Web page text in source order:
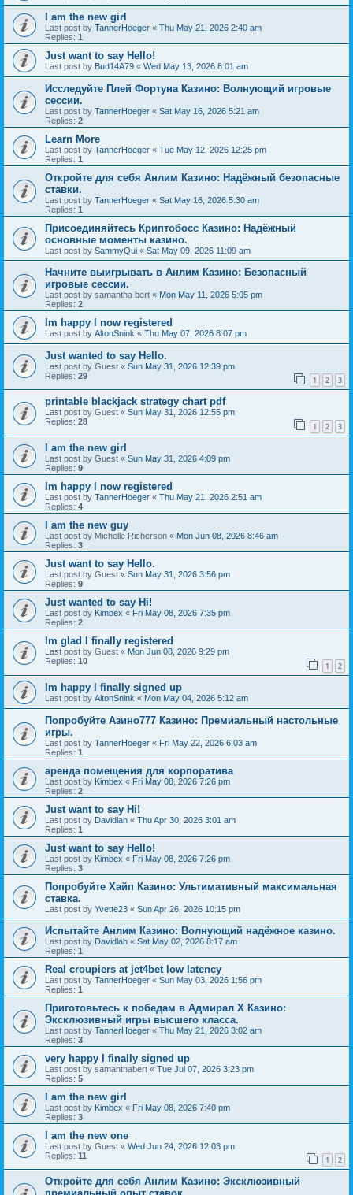
I am the new girl
Last post by TannerHoeger « Thu May 21, 2026 2:40 am
Replies: 1
Just want to say Hello!
Last post by Bud14A79 « Wed May 13, 2026 8:01 am
Исследуйте Плей Фортуна Казино: Волнующий игровые
сессии.
Last post by TannerHoeger « Sat May 16, 2026 5:21 am
Replies: 2
Learn More
Last post by TannerHoeger « Tue May 12, 2026 12:25 pm
Replies: 1
Откройте для себя Анлим Казино: Надёжный безопасные
ставки.
Last post by TannerHoeger « Sat May 16, 2026 5:30 am
Replies: 1
Присоединяйтесь Криптобосс Казино: Надёжный
основные моменты казино.
Last post by SammyQui « Sat May 09, 2026 11:09 am
Начните выигрывать в Анлим Казино: Безопасный
игровые сессии.
Last post by samantha bert « Mon May 11, 2026 5:05 pm
Replies: 2
Im happy I now registered
Last post by AltonSnink « Thu May 07, 2026 8:07 pm
Just wanted to say Hello.
Last post by Guest « Sun May 31, 2026 12:39 pm
Replies: 29 1 2 3
printable blackjack strategy chart pdf
Last post by Guest « Sun May 31, 2026 12:55 pm
Replies: 28 1 2 3
I am the new girl
Last post by Guest « Sun May 31, 2026 4:09 pm
Replies: 9
Im happy I now registered
Last post by TannerHoeger « Thu May 21, 2026 2:51 am
Replies: 4
I am the new guy
Last post by Michelle Richerson « Mon Jun 08, 2026 8:46 am
Replies: 3
Just want to say Hello.
Last post by Guest « Sun May 31, 2026 3:56 pm
Replies: 9
Just wanted to say Hi!
Last post by Kimbex « Fri May 08, 2026 7:35 pm
Replies: 2
Im glad I finally registered
Last post by Guest « Mon Jun 08, 2026 9:29 pm
Replies: 10 1 2
Im happy I finally signed up
Last post by AltonSnink « Mon May 04, 2026 5:12 am
Попробуйте Азино777 Казино: Премиальный настольные
игры.
Last post by TannerHoeger « Fri May 22, 2026 6:03 am
Replies: 1
аренда помещения для корпоратива
Last post by Kimbex « Fri May 08, 2026 7:26 pm
Replies: 2
Just want to say Hi!
Last post by Davidlah « Thu Apr 30, 2026 3:01 am
Replies: 1
Just want to say Hello!
Last post by Kimbex « Fri May 08, 2026 7:26 pm
Replies: 3
Попробуйте Хайп Казино: Ультимативный максимальная
ставка.
Last post by Yvette23 « Sun Apr 26, 2026 10:15 pm
Испытайте Анлим Казино: Волнующий надёжное казино.
Last post by Davidlah « Sat May 02, 2026 8:17 am
Replies: 1
Real croupiers at jet4bet low latency
Last post by TannerHoeger « Sun May 03, 2026 1:56 pm
Replies: 1
Приготовьтесь к победам в Адмирал Х Казино:
Эксклюзивный игры высшего класса.
Last post by TannerHoeger « Thu May 21, 2026 3:02 am
Replies: 3
very happy I finally signed up
Last post by samanthabert « Tue Jul 07, 2026 3:23 pm
Replies: 5
I am the new girl
Last post by Kimbex « Fri May 08, 2026 7:40 pm
Replies: 3
I am the new one
Last post by Guest « Wed Jun 24, 2026 12:03 pm
Replies: 11 1 2
Откройте для себя Анлим Казино: Эксклюзивный